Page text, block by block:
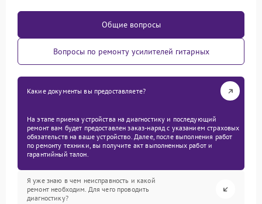
Общие вопросы
Вопросы по ремонту усилителей гитарных
Какие документы вы предоставляете?
На этапе приема устройства на диагностику и последующий
ремонт вам будет предоставлен заказ-наряд с указанием страховых
обязательств на ваше устройство. Далее, после выполнения работ
по ремонту техники, вы получите акт выполненных работ и
гарантийный талон.
Я уже знаю в чем неисправность и какой
ремонт необходим. Для чего проводить
диагностику?